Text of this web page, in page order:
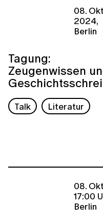
08.
2024,
Berlin
Tagung:
Zeugenwissen
Talk Literatur
08.
17:00
Berlin